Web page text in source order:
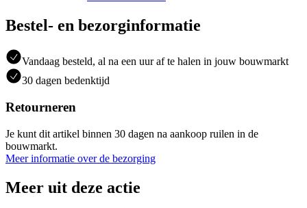
Bestel- en bezorginformatie
Vandaag besteld, al na een uur af te halen in jouw bouwmarkt
30 dagen bedenktijd
Retourneren
Je kunt dit artikel binnen 30 dagen na aankoop ruilen in de
bouwmarkt.
Meer informatie over de bezorging
Meer uit deze actie